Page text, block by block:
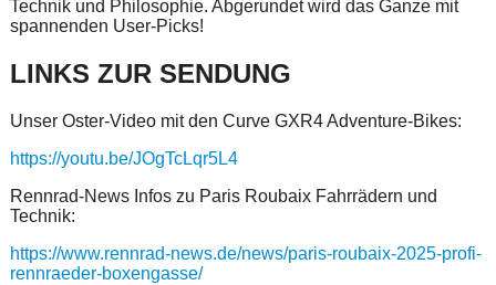
Technik und Philosophie. Abgerundet wird das Ganze mit
spannenden User-Picks!
LINKS ZUR SENDUNG
Unser Oster-Video mit den Curve GXR4 Adventure-Bikes:
https://youtu.be/JOgTcLqr5L4
Rennrad-News Infos zu Paris Roubaix Fahrrädern und
Technik:
https://www.rennrad-news.de/news/paris-roubaix-2025-profi-
rennraeder-boxengasse/